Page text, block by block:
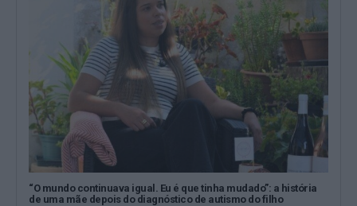
“O mundo continuava igual. Eu é que tinha mudado”: a história
de uma mãe depois do diagnóstico de autismo do filho